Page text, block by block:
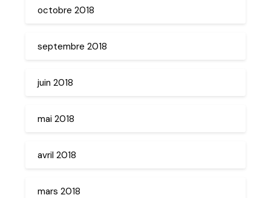
octobre 2018
septembre 2018
juin 2018
mai 2018
avril 2018
mars 2018